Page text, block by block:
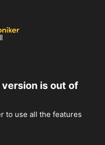
is out of
to use all the features